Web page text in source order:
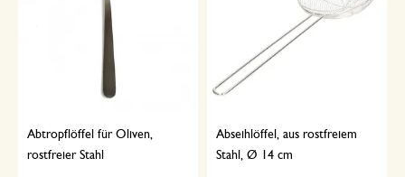
Abtropflöffel für Oliven,
rostfreier Stahl
Abseihlöffel, aus rostfreiem
Stahl, Ø 14 cm